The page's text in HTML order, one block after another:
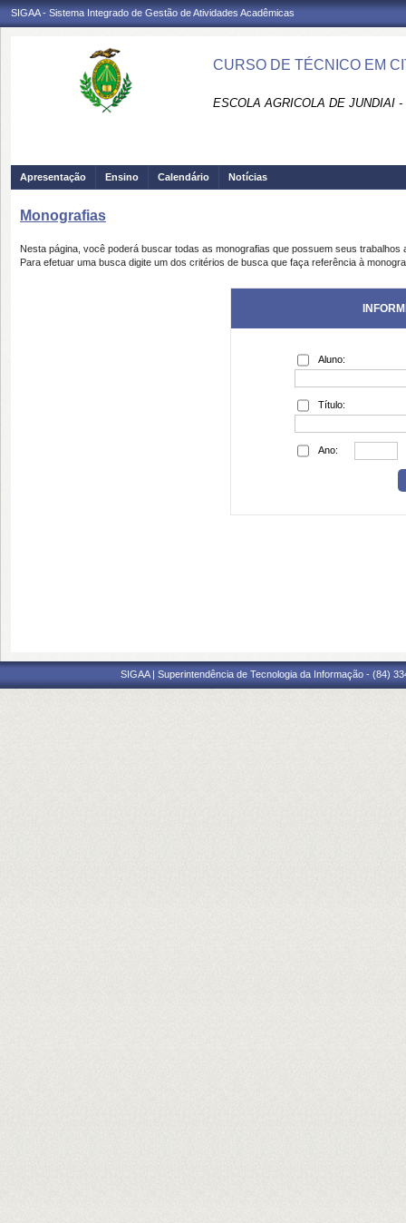
SIGAA - Sistema Integrado de Gestão de Atividades Acadêmicas
CURSO DE TÉCNICO EM
ESCOLA AGRICOLA DE JUNDIAI
Apresentação Ensino Calendário Notícias
Monografias
Nesta página, você poderá buscar todas as monografias que possuem seus trabalhos
Para efetuar uma busca digite um dos critérios de busca que faça referência à
Aluno:
Título:
Ano:
SIGAA | Superintendência de Tecnologia da Informação - (84)